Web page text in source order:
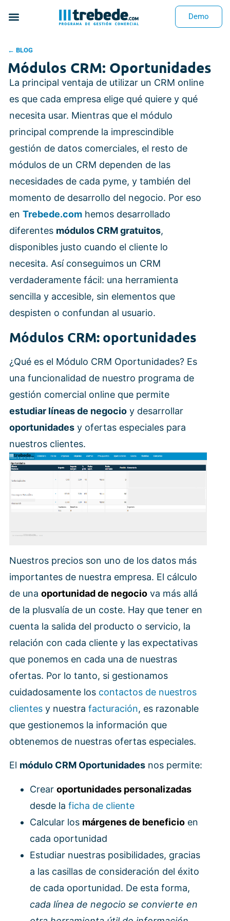
Demo
← BLOG
Módulos CRM: Oportunidades
La principal ventaja de utilizar un CRM online
es que cada empresa elige qué quiere y qué
necesita usar. Mientras que el módulo
principal comprende la imprescindible
gestión de datos comerciales, el resto de
módulos de un CRM dependen de las
necesidades de cada pyme, y también del
momento de desarrollo del negocio. Por eso
en Trebede.com hemos desarrollado
diferentes módulos CRM gratuitos,
disponibles justo cuando el cliente lo
necesita. Así conseguimos un CRM
verdaderamente fácil: una herramienta
sencilla y accesible, sin elementos que
despisten o confundan al usuario.
Módulos CRM: oportunidades
¿Qué es el Módulo CRM Oportunidades? Es
una funcionalidad de nuestro programa de
gestión comercial online que permite
estudiar líneas de negocio y desarrollar
oportunidades y ofertas especiales para
nuestros clientes.
Nuestros precios son uno de los datos más
importantes de nuestra empresa. El cálculo
de una oportunidad de negocio va más allá
de la plusvalía de un coste. Hay que tener en
cuenta la salida del producto o servicio, la
relación con cada cliente y las expectativas
que ponemos en cada una de nuestras
ofertas. Por lo tanto, si gestionamos
cuidadosamente los contactos de nuestros
clientes y nuestra facturación, es razonable
que gestionemos la información que
obtenemos de nuestras ofertas especiales.
El módulo CRM Oportunidades nos permite:
Crear oportunidades personalizadas
desde la ficha de cliente
Calcular los márgenes de beneficio en
cada oportunidad
Estudiar nuestras posibilidades, gracias
a las casillas de consideración del éxito
de cada oportunidad. De esta forma,
cada línea de negocio se convierte en